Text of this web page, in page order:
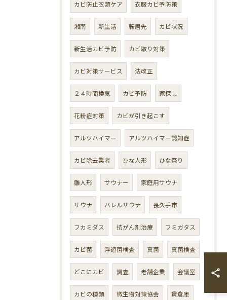
カビ防止衣類ケア 衣服カビ予防策
湘南 新生活 転居先 カビ状況
新生活カビ予防 カビ取り対策
カビ対策サービス 法改正
２４時間換気 カビ予防 家探し
花粉症対策 カビが引き起こす
アルツハイマー アルツハイマー認知症
カビ除去業者 ひな人形 ひな祭り
雛人形 サウナー 家庭用サウナ
サウナ バレルサウナ 長久手市
フカミダス 抗がん剤治療 フミガタス
カビ菌 浮遊菌検査 真菌 真菌検査
どこにカビ 調査 老舗企業 会議室
カビの種類 微生物対策協会 貸倉庫